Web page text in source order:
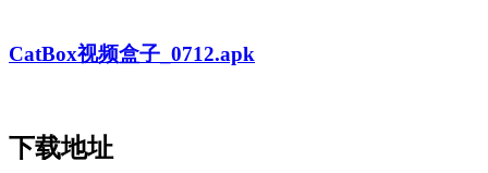
CatBox视频盒子_0712.apk
下载地址